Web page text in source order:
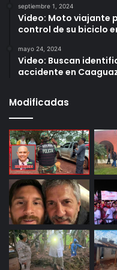
septiembre 1, 2024
Video: Moto viajante
control de su biciclo
mayo 24, 2024
Video: Buscan
accidente en
Modificadas